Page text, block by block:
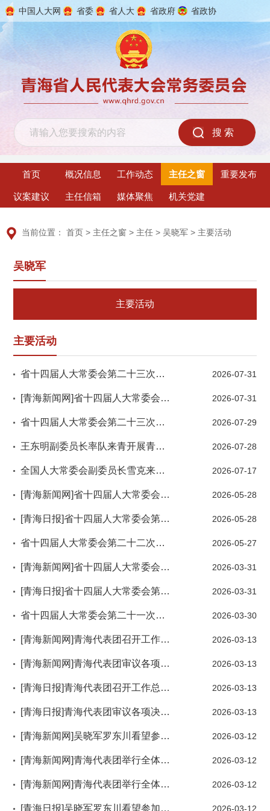
中国人大网 省委 省人大 省政府 省政协
首页 概况信息 工作动态 主任之窗 重要发布
议案建议 主任信箱 媒体聚焦 机关党建
当前位置：首页 > 主任之窗 > 主任 > 吴晓军 > 主要活动
吴晓军
主要活动
主要活动
省十四届人大常委会第二十三次会议闭幕 2026-07-31
[青海新闻网]省十四届人大常委会第二十三次会议举行 吴晓军主持第一次全体会议 2026-07-31
省十四届人大常委会第二十三次会议举行吴晓军主持第一次全体会议 2026-07-29
王东明副委员长率队来青开展青藏高原生态保护法执法检查 2026-07-28
全国人大常委会副委员长雪克来提·扎克尔率调研组来青开展专题调研吴晓军主持座谈会 2026-07-17
[青海新闻网]省十四届人大常委会第二十二次会议举行 吴晓军主持第一次全体会议 2026-05-28
[青海日报]省十四届人大常委会第二十二次会议举行吴晓军主持第一次全体会议 2026-05-28
省十四届人大常委会第二十二次会议举行吴晓军主持第一次全体会议 2026-05-27
[青海新闻网]省十四届人大常委会第二十一次会议举行 吴晓军主持第一次全体会议 2026-03-31
[青海日报]省十四届人大常委会第二十一次会议举行吴晓军主持第一次全体会议 2026-03-31
省十四届人大常委会第二十一次会议举行吴晓军主持第一次全体会议 2026-03-30
[青海新闻网]青海代表团召开工作总结会 吴晓军讲话 罗东川主持 2026-03-13
[青海新闻网]青海代表团审议各项决议草案 决定草案 吴晓军 罗东川参加 2026-03-13
[青海日报]青海代表团召开工作总结会吴晓军讲话 罗东川主持 2026-03-13
[青海日报]青海代表团审议各项决议草案决定草案吴晓军罗东川参加 2026-03-13
[青海新闻网]吴晓军罗东川看望参加全国两会宣传报道的新闻工作者 2026-03-12
[青海新闻网]青海代表团举行全体会议 审议各项决议草案 吴晓军参加 罗东川主持 2026-03-12
[青海新闻网]青海代表团举行全体会议 继续审议全国人大常委会工作报告和“两高”工作报告 吴晓军 罗东川参加 2026-03-12
[青海日报]吴晓军罗东川看望参加全国两会宣传报道的新闻工作者 2026-03-12